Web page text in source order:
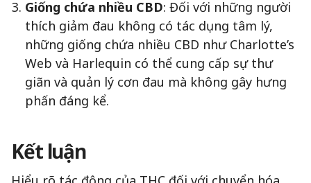
Giống chứa nhiều CBD: Đối với những người
thích giảm đau không có tác dụng tâm lý,
những giống chứa nhiều CBD như Charlotte’s
Web và Harlequin có thể cung cấp sự thư
giãn và quản lý cơn đau mà không gây hưng
phấn đáng kể.
Kết luận